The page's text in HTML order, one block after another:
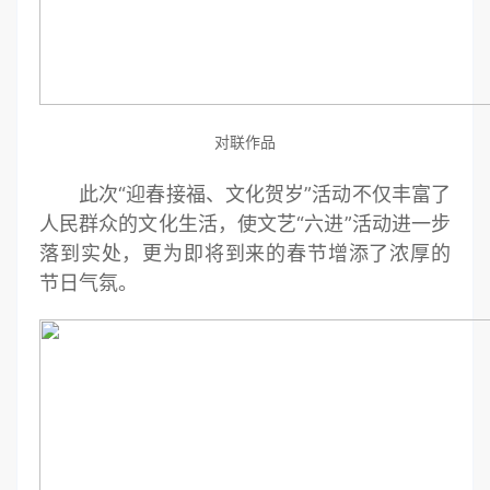
对联作品
此次“迎春接福、文化贺岁”活动不仅丰富了
人民群众的文化生活，使文艺“六进”活动进一步
落到实处，更为即将到来的春节增添了浓厚的
节日气氛。